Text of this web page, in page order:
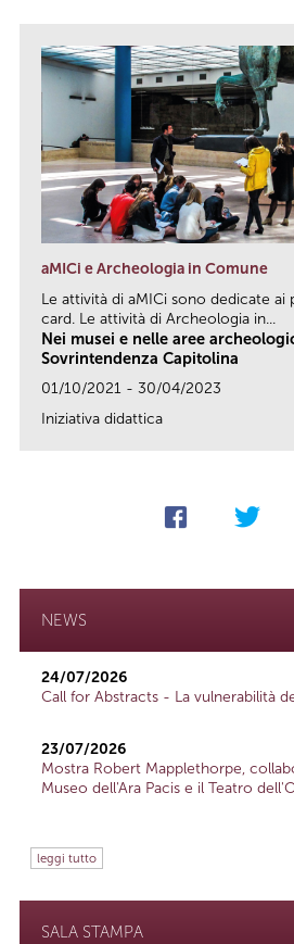
aMICi e Archeologia in Comune
Le attività di aMICi sono dedicate ai
card. Le attività di Archeologia in...
Nei musei e nelle aree
Sovrintendenza Capitolina
01/10/2021 - 30/04/2023
Iniziativa didattica
NEWS
24/07/2026
Call for Abstracts - La vulnerabilità
23/07/2026
Mostra Robert Mapplethorpe,
Museo dell'Ara Pacis e il Teatro
leggi tutto
SALA STAMPA